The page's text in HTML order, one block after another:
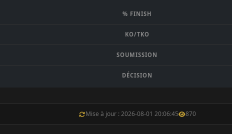
% FINISH
KO/TKO
SOUMISSION
DÉCISION
Mise à jour : 2026-08-01 20:06:45 870